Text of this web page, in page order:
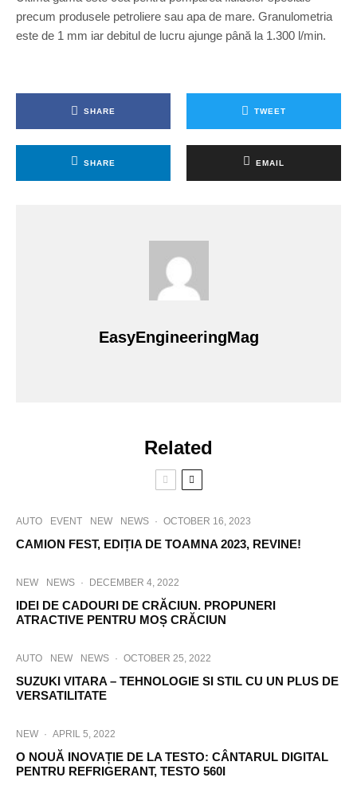
precum produsele petroliere sau apa de mare. Granulometria
este de 1 mm iar debitul de lucru ajunge până la 1.300 l/min.
SHARE TWEET
SHARE EMAIL
EasyEngineeringMag
Related
AUTO EVENT NEW NEWS · OCTOBER 16, 2023
CAMION FEST, EDIȚIA DE TOAMNA 2023, REVINE!
NEW NEWS · DECEMBER 4, 2022
IDEI DE CADOURI DE CRĂCIUN. PROPUNERI
ATRACTIVE PENTRU MOȘ CRĂCIUN
AUTO NEW NEWS · OCTOBER 25, 2022
SUZUKI VITARA – TEHNOLOGIE SI STIL CU UN PLUS DE
VERSATILITATE
NEW · APRIL 5, 2022
O NOUĂ INOVAȚIE DE LA TESTO: CÂNTARUL DIGITAL
PENTRU REFRIGERANT, TESTO 560I